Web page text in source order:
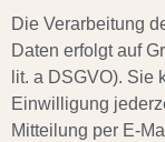
Die Verarbeitung
Daten erfolgt auf
lit. a DSGVO). Sie
Einwilligung
Mitteilung per E-